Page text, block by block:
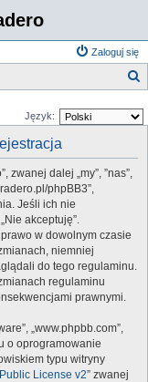
Zaloguj się
Język:
zwanej dalej „my”, ”nas”,
phpBB3”,
Jeśli ich nie
akceptuję”.
w dowolnym czasie
niemniej
do tego regulaminu.
regulaminu
prawnymi.
„www.phpbb.com”,
o oprogramowanie
typu witryny
License v2” zwanej